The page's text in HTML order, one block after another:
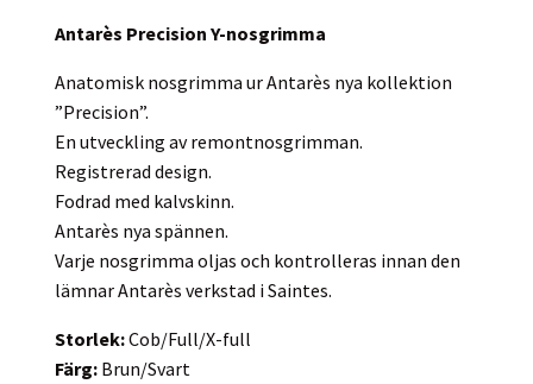
Antarès Precision Y-nosgrimma
Anatomisk nosgrimma ur Antarès nya kollektion
”Precision”.
En utveckling av remontnosgrimman.
Registrerad design.
Fodrad med kalvskinn.
Antarès nya spännen.
Varje nosgrimma oljas och kontrolleras innan den
lämnar Antarès verkstad i Saintes.
Storlek:Cob/Full/X-full
Färg: Brun/Svart